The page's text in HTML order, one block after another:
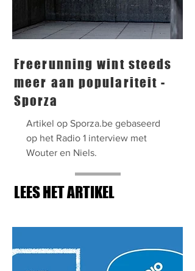
Freerunning wint steeds
meer aan populariteit -
Sporza
Artikel op Sporza.be gebaseerd
op het Radio 1 interview met
Wouter en Niels.
LEES HET ARTIKEL